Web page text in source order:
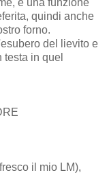
quindi anche
forno.
del lievito e
testa in quel
il mio LM),